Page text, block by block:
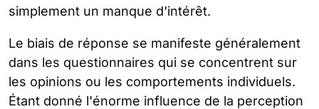
simplement un manque d'intérêt.
Le biais de réponse se manifeste généralement
dans les questionnaires qui se concentrent sur
les opinions ou les comportements individuels.
Étant donné l'énorme influence de la perception